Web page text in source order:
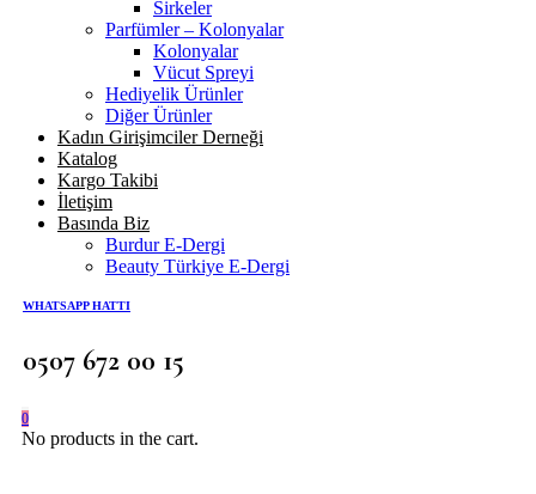
Sirkeler
Parfümler – Kolonyalar
Kolonyalar
Vücut Spreyi
Hediyelik Ürünler
Diğer Ürünler
Kadın Girişimciler Derneği
Katalog
Kargo Takibi
İletişim
Basında Biz
Burdur E-Dergi
Beauty Türkiye E-Dergi
WHATSAPP HATTI
0507 672 00 15
0
No products in the cart.